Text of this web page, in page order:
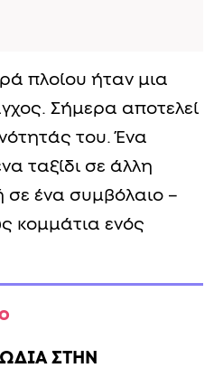
πλοίου ήταν μια
Σήμερα αποτελεί
του. Ένα
ταξίδι σε άλλη
ένα συμβόλαιο –
κομμάτια ενός
ΣΤΗΝ